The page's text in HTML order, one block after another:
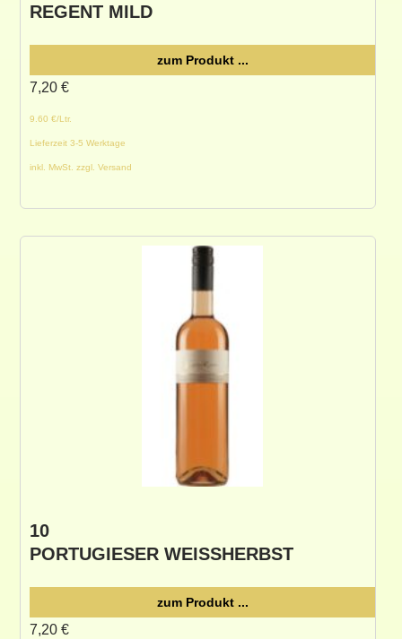
REGENT MILD
9.60 €/Ltr.
Lieferzeit 3-5 Werktage
inkl. MwSt. zzgl. Versand
7,20 €
zum Produkt ...
10
PORTUGIESER WEISSHERBST
7,20 €
zum Produkt ...